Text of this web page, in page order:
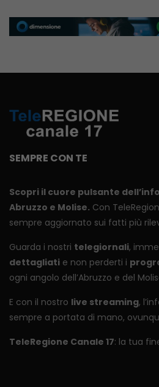
SEMPRE CON TE
Scopri il cuore pulsante
Abruzzo e Molise. Con
sempre aggiornato sui fatti più
Guarda i nostri telegiornali,
dettagliati e non perderti i
ogni angolo dell’Abruzzo e del
E con il nostro live streaming,
sempre a portata di mano,
TeleRegione Canale 17: la tua